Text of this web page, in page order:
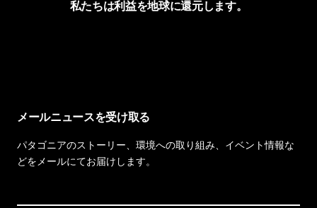
私たちは利益を地球に還元します。
メールニュースを受け取る
パタゴニアのストーリー、環境への取り組み、イベント情報な
どをメールにてお届けします。